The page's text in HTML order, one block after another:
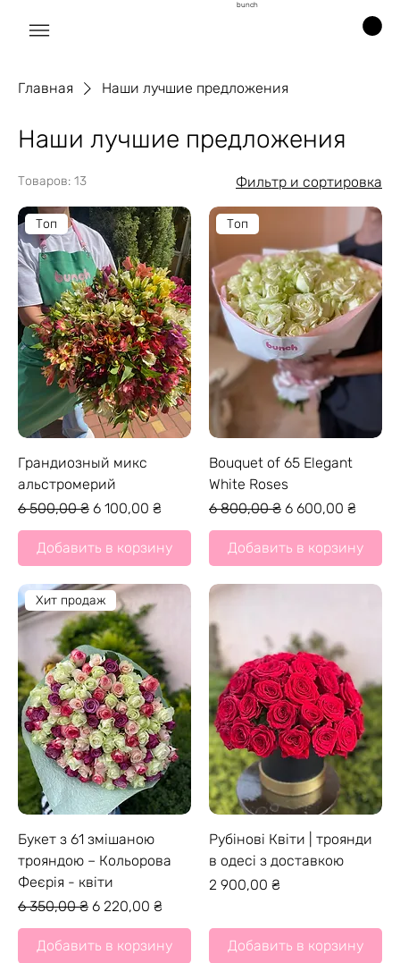
bunch
Главная Наши лучшие предложения
Наши лучшие предложения
Товаров: 13 Фильтр и сортировка
Топ
Грандиозный микс
альстромерий
Обычная цена
6 500,00 ₴ Цена со скидкой
6 100,00 ₴
Добавить в корзину
Топ
Bouquet of 65 Elegant
White Roses
Обычная цена
6 800,00 ₴ Цена со скидкой
6 600,00 ₴
Добавить в корзину
Хит продаж
Букет з 61 змішаною
трояндою – Кольорова
Феєрія - квіти
Обычная цена
6 350,00 ₴ Цена со скидкой
6 220,00 ₴
Добавить в корзину
Рубінові Квіти | троянди
в одесі з доставкою
Цена
2 900,00 ₴
Добавить в корзину